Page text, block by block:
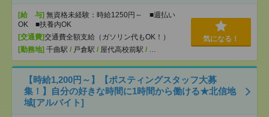
[給 与] 無資格未経験：時給1250円～ ■週払い
OK ■扶養内OK
[交通費]交通費全額支給（ガソリン代もOK！）
[勤務地] 千曲駅 / 戸倉駅 / 屋代高校前駅 / …
気になる！
【時給1,200円～】【ポスティングスタッフ大募
集！】自分の好きな時間に1時間から働ける★北信地
域[アルバイト]